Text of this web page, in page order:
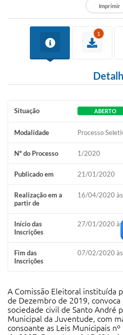
Contratos
Declaração de Rendimentos
Fale Conosco
FAQ - Perguntas Frequentes
Lei de acesso à informação
Lista de Comorbidades
Passe Escolar
Parque Escola
Portal da Educação
Imprimir
1
Situação ABERTO
Modalidade Processo
Nº do Processo 1/2020
Publicado em 21/01/2020
Realização em a
partir de
16/04/2020
Início das
Inscrições
27/01/2020 às
Fim das
Inscrições
07/02/2020
A Comissão Eleitoral instituída
de Dezembro de 2019,
sociedade civil de Santo André
Municipal da Juventude, com
consoante as Leis Municipais